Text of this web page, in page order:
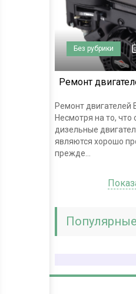
Без рубрики
Ремонт
Ремонт двигателей
Несмотря на то,
дизельные
являются хорошо
прежде...